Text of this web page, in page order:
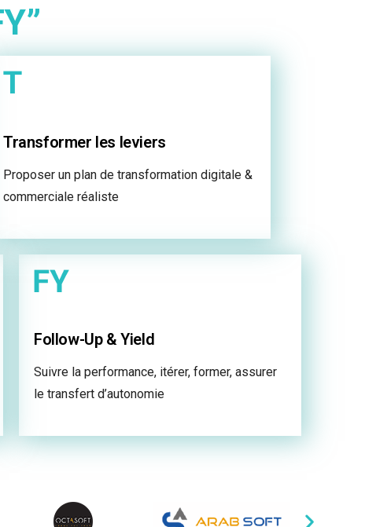
Transformer les leviers
Proposer un plan de transformation digitale &
commerciale réaliste
Follow-Up & Yield
Suivre la performance, itérer, former, assurer
le transfert d’autonomie